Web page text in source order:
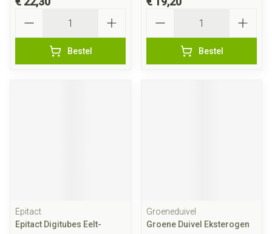
Bestel Bestel
Epitact
Epitact Digitubes Eelt-
Groeneduivel
Groene Duivel Eksterogen